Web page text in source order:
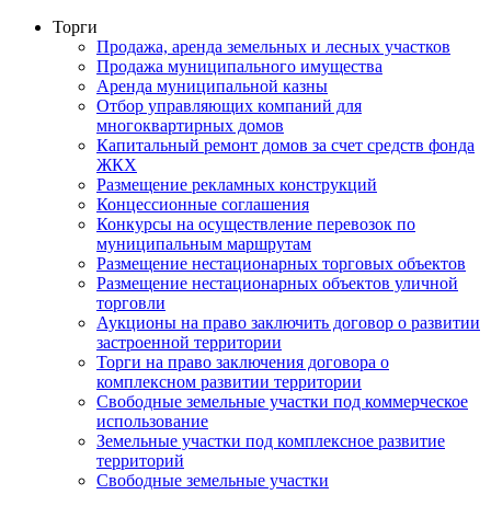
Торги
Продажа, аренда земельных и лесных участков
Продажа муниципального имущества
Аренда муниципальной казны
Отбор управляющих компаний для
многоквартирных домов
Капитальный ремонт домов за счет средств фонда
ЖКХ
Размещение рекламных конструкций
Концессионные соглашения
Конкурсы на осуществление перевозок по
муниципальным маршрутам
Размещение нестационарных торговых объектов
Размещение нестационарных объектов уличной
торговли
Аукционы на право заключить договор о развитии
застроенной территории
Торги на право заключения договора о
комплексном развитии территории
Свободные земельные участки под коммерческое
использование
Земельные участки под комплексное развитие
территорий
Свободные земельные участки